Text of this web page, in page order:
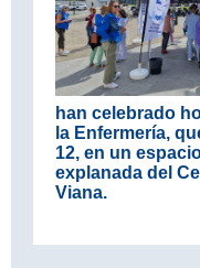
han celebrado
la Enfermería,
12, en un
explanada del
Viana.